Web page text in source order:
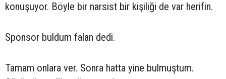
konuşuyor. Böyle bir narsist bir kişiliği de var herifin.
Sponsor buldum falan dedi.
Tamam onlara ver. Sonra hatta yine bulmuştum.